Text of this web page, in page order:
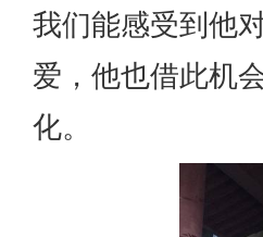
我们能感受到他
爱，他也借此机
化。